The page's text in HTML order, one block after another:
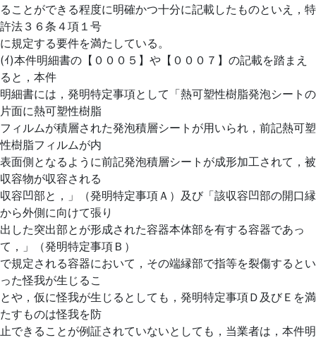
ることができる程度に明確かつ十分に記載したものといえ，特
許法３６条４項１号
に規定する要件を満たしている。
(ｲ)本件明細書の【０００５】や【０００７】の記載を踏まえ
ると，本件
明細書には，発明特定事項として「熱可塑性樹脂発泡シートの
片面に熱可塑性樹脂
フィルムが積層された発泡積層シートが用いられ，前記熱可塑
性樹脂フィルムが内
表面側となるように前記発泡積層シートが成形加工されて，被
収容物が収容される
収容凹部と，」（発明特定事項Ａ）及び「該収容凹部の開口縁
から外側に向けて張り
出した突出部とが形成された容器本体部を有する容器であっ
て，」（発明特定事項Ｂ）
で規定される容器において，その端縁部で指等を裂傷するとい
った怪我が生じるこ
とや，仮に怪我が生じるとしても，発明特定事項Ｄ及びＥを満
たすものは怪我を防
止できることが例証されていないとしても，当業者は，本件明